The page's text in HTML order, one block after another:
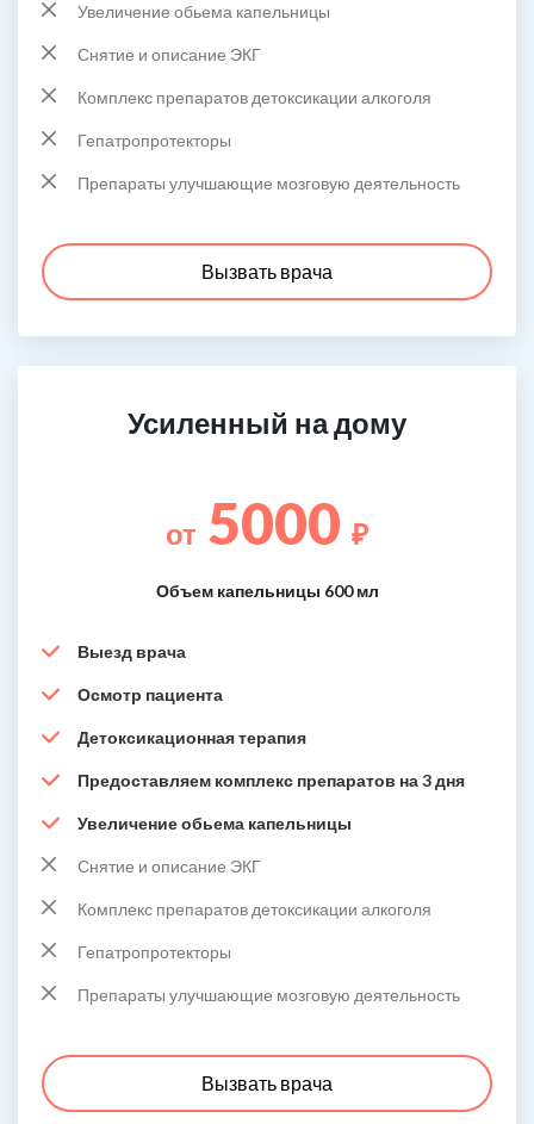
Увеличение обьема капельницы
Снятие и описание ЭКГ
Комплекс препаратов детоксикации алкоголя
Гепатропротекторы
Препараты улучшающие мозговую деятельность
Вызвать врача
Усиленный на дому
от 5000 ₽
Объем капельницы 600 мл
Выезд врача
Осмотр пациента
Детоксикационная терапия
Предоставляем комплекс препаратов на 3 дня
Увеличение обьема капельницы
Снятие и описание ЭКГ
Комплекс препаратов детоксикации алкоголя
Гепатропротекторы
Препараты улучшающие мозговую деятельность
Вызвать врача